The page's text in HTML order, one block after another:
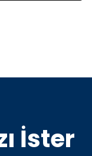
İster